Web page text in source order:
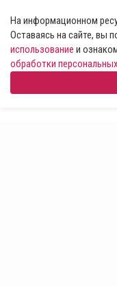
На информационном
Оставаясь на сайте, вы
использование и
обработки